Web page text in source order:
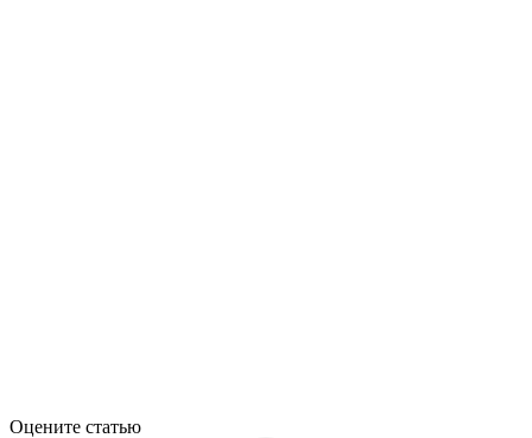
Оцените статью